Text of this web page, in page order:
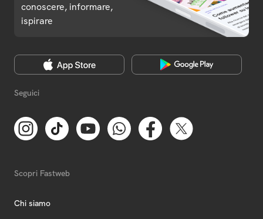
conoscere, informare,
ispirare
Seguici
Scopri Fastweb
Chi siamo